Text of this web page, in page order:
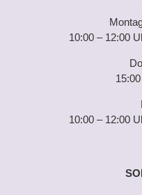
10:00 – 12:00
10:00 – 12:00